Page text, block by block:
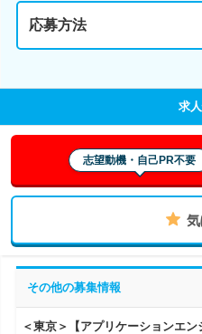
応募方法
求
志望動機・自己PR不要
その他の募集情報
＜東京＞【アプリケーションエ